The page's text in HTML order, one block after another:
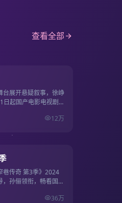
查看全部
台展开悬疑叙事，徐峥
日起国产电影电视剧
41分钟。
12万
巷传奇 第3季》2024
孙俪领衔，畅看国产
畅在线，影剧双线一
36万